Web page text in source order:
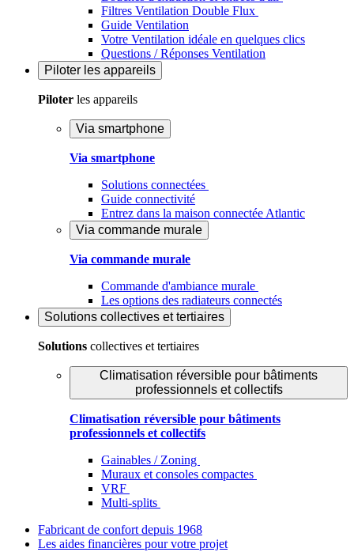
Filtres Ventilation Double Flux
Guide Ventilation
Votre Ventilation idéale en quelques clics
Questions / Réponses Ventilation
Piloter les appareils
Piloter les appareils
Via smartphone
Via smartphone
Solutions connectées
Guide connectivité
Entrez dans la maison connectée Atlantic
Via commande murale
Via commande murale
Commande d'ambiance murale
Les options des radiateurs connectés
Solutions collectives et tertiaires
Solutions collectives et tertiaires
Climatisation réversible pour bâtiments
professionnels et collectifs
Climatisation réversible pour bâtiments
professionnels et collectifs
Gainables / Zoning
Muraux et consoles compactes
VRF
Multi-splits
Fabricant de confort depuis 1968
Les aides financières pour votre projet